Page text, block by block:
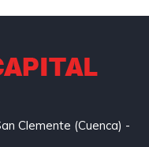
Clemente (Cuenca) -